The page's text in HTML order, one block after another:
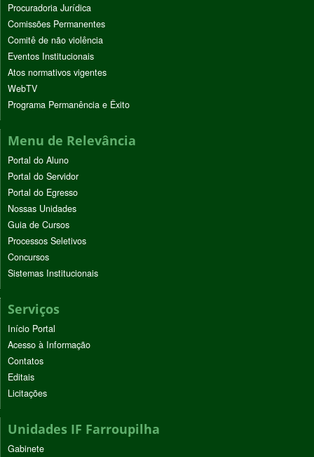
Procuradoria Jurídica
Comissões Permanentes
Comitê de não violência
Eventos Institucionais
Atos normativos vigentes
WebTV
Programa Permanência e Êxito
Menu de Relevância
Portal do Aluno
Portal do Servidor
Portal do Egresso
Nossas Unidades
Guia de Cursos
Processos Seletivos
Concursos
Sistemas Institucionais
Serviços
Início Portal
Acesso à Informação
Contatos
Editais
Licitações
Unidades IF Farroupilha
Gabinete